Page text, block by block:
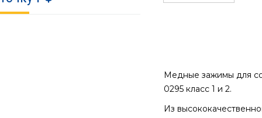
Медные зажимы для
0295 класс 1 и 2.
Из